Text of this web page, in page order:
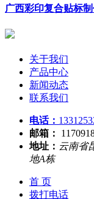
广西彩印复合贴标
关于我们
产品中心
新闻动态
联系我们
电话：
邮箱：
地址： 云南省
地A栋
首 页
拨打电话